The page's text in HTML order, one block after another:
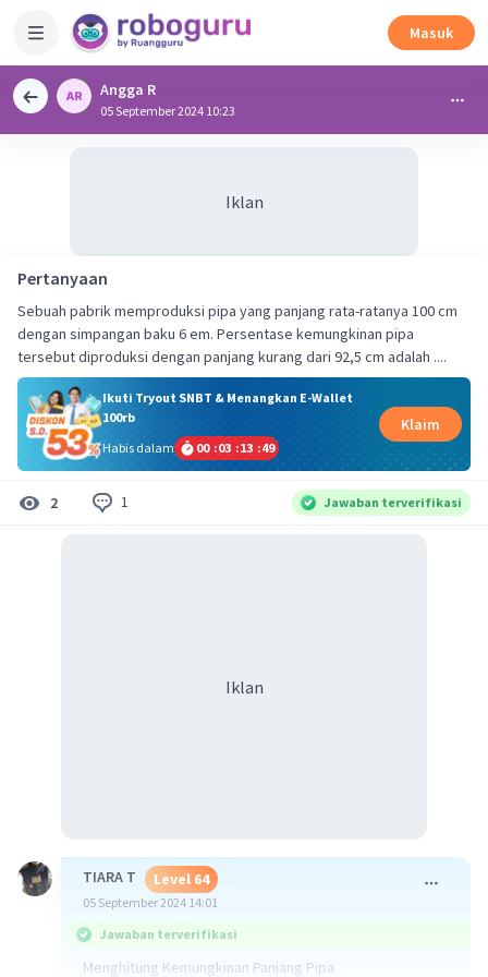
Masuk
Angga R
05 September 2024 10:23
Iklan
Pertanyaan
Sebuah pabrik memproduksi pipa yang panjang rata-ratanya 100 cm
dengan simpangan baku 6 em. Persentase kemungkinan pipa
tersebut diproduksi dengan panjang kurang dari 92,5 cm adalah ....
Ikuti Tryout SNBT & Menangkan E-Wallet
100rb
Habis dalam
00 :03 :13 :49
Klaim
2 1 Jawaban terverifikasi
Iklan
TIARA T Level 64
05 September 2024 14:01
Jawaban terverifikasi
Menghitung Kemungkinan Panjang Pipa